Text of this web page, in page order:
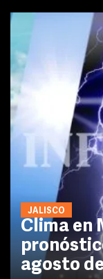
JALISCO
Clima en
agosto